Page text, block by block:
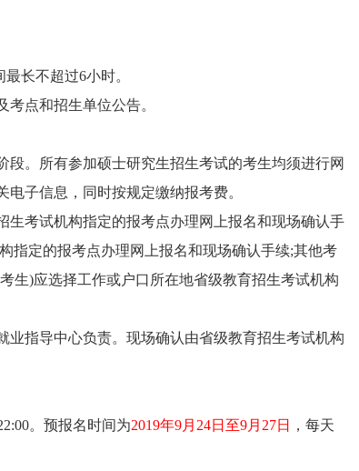
长不超过6小时。
点和招生单位公告。
。所有参加硕士研究生招生考试的考生均须进行网
子信息，同时按规定缴纳报考费。
考试机构指定的报考点办理网上报名和现场确认手
指定的报考点办理网上报名和现场确认手续;其他考
生)应选择工作或户口所在地省级教育招生考试机构
指导中心负责。现场确认由省级教育招生考试机构
。预报名时间为2019年9月24日至9月27日
，每天